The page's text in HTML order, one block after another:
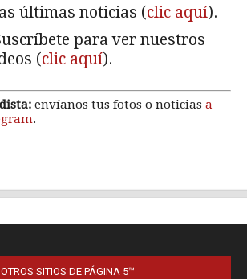
OTROS SITIOS DE PÁGINA 5™